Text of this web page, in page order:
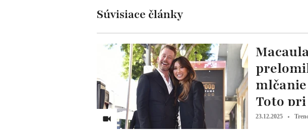
Súvisiace články
Toto
robí
23.12.2025